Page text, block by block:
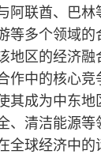
阿联酋、巴
等多个领域
区的经济融
作中的核心
其成为中东
、清洁能源
球经济中的